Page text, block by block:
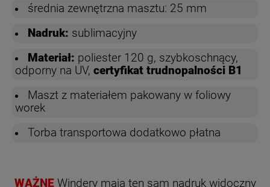
średnia zewnętrzna masztu: 25 mm
Nadruk: sublimacyjny
Materiał: poliester 120 g, szybkoschnący,
odporny na UV, certyfikat trudnopalności B1
Maszt z materiałem pakowany w foliowy
worek
Torba transportowa dodatkowo płatna
WAŻNEWindery mają ten sam nadruk widoczny